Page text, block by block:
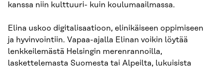
kanssa niin kulttuuri- kuin koulumaailmassa.
Elina uskoo digitalisaatioon, elinikäiseen oppimiseen
ja hyvinvointiin. Vapaa-ajalla Elinan voikin löytää
lenkkeilemästä Helsingin merenrannoilla,
laskettelemasta Suomesta tai Alpeilta, lukuisista